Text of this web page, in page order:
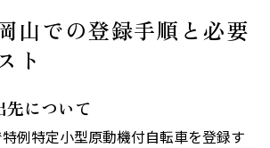
山での登録手順と必要
ト
先について
例特定小型原動機付自転車を登録す